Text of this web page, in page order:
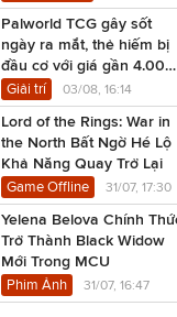
Palworld TCG gây sốt
ngày ra mắt, thẻ hiếm bị
đầu cơ với giá gần 4.000
USD
Giải trí 03/08, 16:14
Lord of the Rings: War in
the North Bất Ngờ Hé Lộ
Khả Năng Quay Trở Lại
Game Offline 31/07, 17:30
Yelena Belova Chính
Trở Thành Black Widow
Mới Trong MCU
Phim Ảnh 31/07, 16:47